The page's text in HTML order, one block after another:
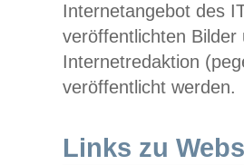
Internetangebot des
veröffentlichten
Internetredaktion
veröffentlicht werden.
Links zu